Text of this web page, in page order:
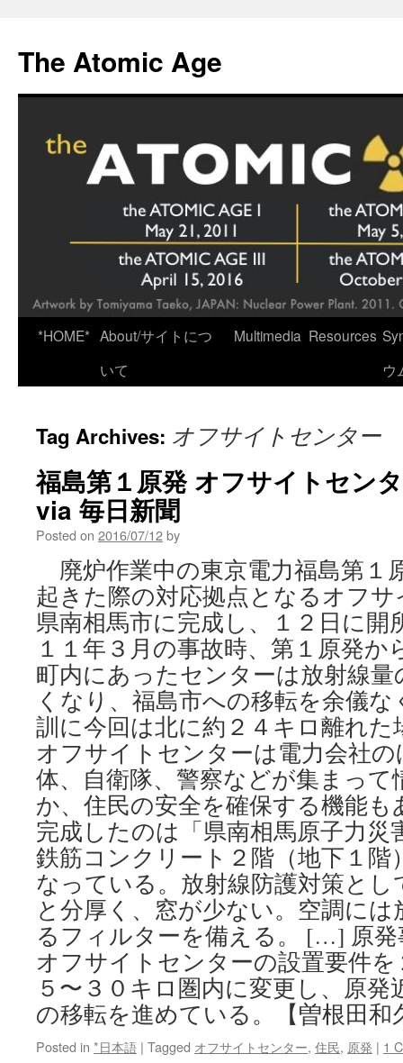
content
The Atomic Age
*HOME* About/サイトにつ
いて
Multimedia Resources
ウ
Tag Archives: オフサイトセンター
福島第１原発 オフサイトセン
via 毎日新聞
Posted on 2016/07/12by
廃炉作業中の東京電力福島第１
起きた際の対応拠点となるオフ
県南相馬市に完成し、１２日に開
１１年３月の事故時、第１原発か
町内にあったセンターは放射線
くなり、福島市への移転を余儀
訓に今回は北に約２４キロ離れ
オフサイトセンターは電力会社
体、自衛隊、警察などが集まって
か、住民の安全を確保する機能
完成したのは「県南相馬原子力災
鉄筋コンクリート２階（地下１階
なっている。放射線防護対策と
と分厚く、窓が少ない。空調に
るフィルターを備える。 […] 原
オフサイトセンターの設置要件
５〜３０キロ圏内に変更し、原
の移転を進めている。【曽根田和
Posted in *日本語 | Tagged オフサイトセンター, 住民, 原発 | 1